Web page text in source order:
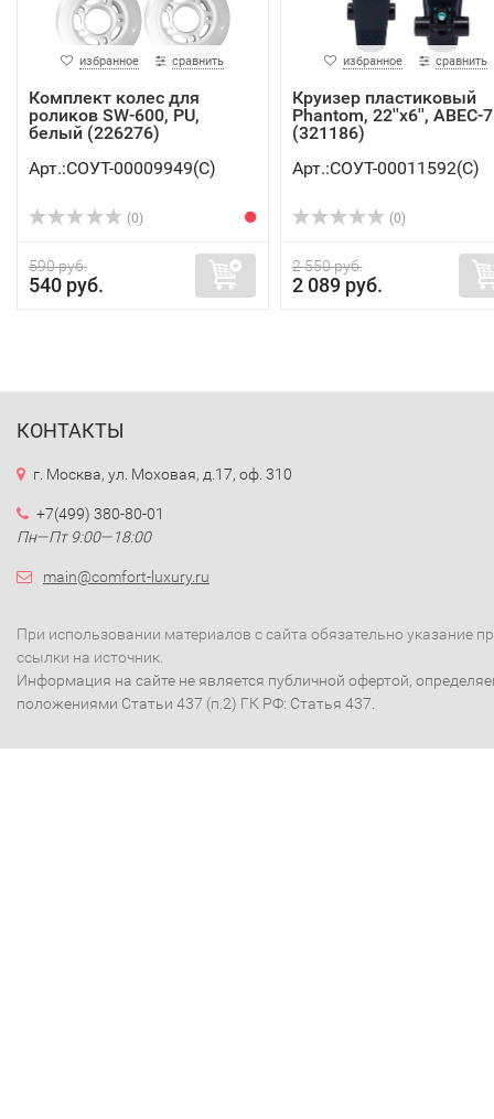
избранное сравнить
Комплект колес для
роликов SW-600, PU,
белый (226276)
Арт.:СОУТ-00009949(C)
(0)
590 руб.
540 руб.
избранное сравнить
Круизер пластиковый
Phantom, 22''x6'', ABEC-7
(321186)
Арт.:СОУТ-00011592(C)
(0)
2 550 руб.
2 089 руб.
КОНТАКТЫ
г. Москва, ул. Моховая, д.17, оф. 310
+7(499) 380-80-01
Пн—Пт 9:00—18:00
main@comfort-luxury.ru
При использовании материалов с сайта обязательно указание
ссылки на источник.
Информация на сайте не является публичной офертой,
положениями Статьи 437 (п.2) ГК РФ: Статья 437.